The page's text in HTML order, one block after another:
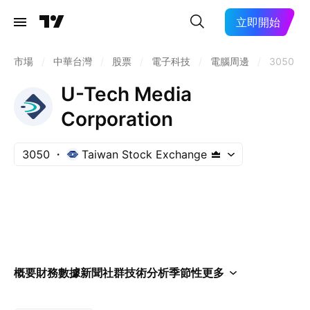
立即開始
市場 中華台灣 股票 電子科技 電腦周邊 3050
U-Tech Media
Corporation
3050 Taiwan Stock Exchange
概要財務數據新聞社群技術分析季節性更多